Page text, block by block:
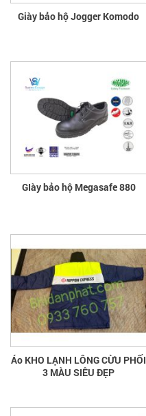
Giày bảo hộ Jogger Komodo
GIày bảo hộ Megasafe 880
Áo KHO LẠNH LÔNG CỪU PHỐI
3 MÀU SIÊU ĐẸP